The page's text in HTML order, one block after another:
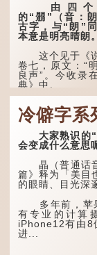
由四个
的“朤”（音：
古字，与“朗”
本意是明亮晴朗。
这个见于《说
卷七，原文：“
良声”。今收录
典》中。
这个字，用法
“朤朤干坤
谁。”干坤是《
两个卦名，这里
宙等，形容政治
太平！
“天空朤朤，
飞。”也是指天
儿可高飞。
“朤朤脆脆”就
事爽快干脆。我...
冷僻字系
大家熟识的“
会变成什么意思
瞐（普通话音
篇》释为「美目
的眼睛、目光深
多年前，苹果
有专业的计算
iPhone12有由8
进...